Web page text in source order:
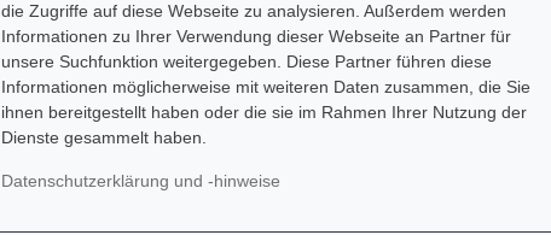
die Zugriffe auf diese Webseite zu analysieren. Außerdem werden
Informationen zu Ihrer Verwendung dieser Webseite an Partner für
unsere Suchfunktion weitergegeben. Diese Partner führen diese
Informationen möglicherweise mit weiteren Daten zusammen, die Sie
ihnen bereitgestellt haben oder die sie im Rahmen Ihrer Nutzung der
Dienste gesammelt haben.
Datenschutzerklärung und -hinweise